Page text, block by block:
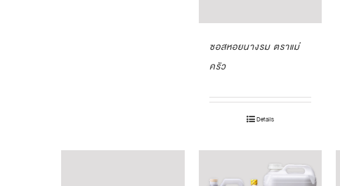
ซอสหอยนางรม ตราแม่
ครัว
Details